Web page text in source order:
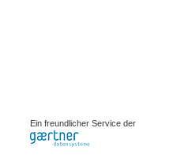
Ein freundlicher Service der